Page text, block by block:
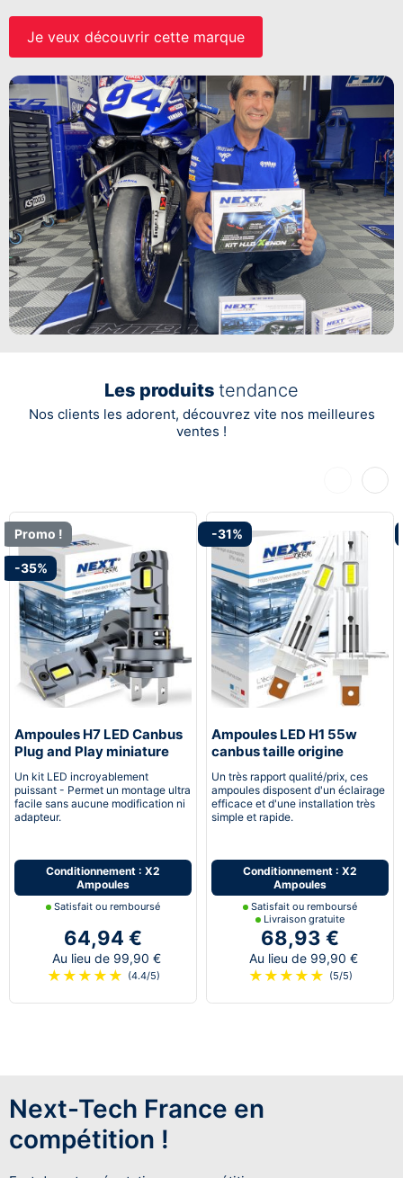
Je veux découvrir cette marque
Les produits tendance
Nos clients les adorent, découvrez vite nos meilleures
ventes !
Précédent
Promo !
-35%
Ampoules H7 LED Canbus
Plug and Play miniature
Un kit LED incroyablement
puissant - Permet un montage ultra
facile sans aucune modification ni
adapteur.
Conditionnement : X2
Ampoules
Satisfait ou remboursé
64,94 €
Au lieu de 99,90 €
★ ★ ★ ★ ★ (4.4/5)
-31%
Ampoules LED H1 55w
canbus taille origine
Un très rapport qualité/prix, ces
ampoules disposent d'un éclairage
efficace et d'une installation très
simple et rapide.
Conditionnement : X2
Ampoules
Satisfait ou remboursé
Livraison gratuite
68,93 €
Au lieu de 99,90 €
★ ★ ★ ★ ★ (5/5)
Next-Tech France en
compétition !